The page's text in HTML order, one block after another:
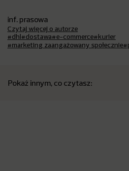
inf. prasowa
Czytaj więcej o autorze
#dhl#dostawa#e-commerce#kurier
#marketing zaangażowany społecznie
Pokaż innym, co czytasz: